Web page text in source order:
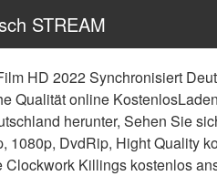
STREAM
HD 2022 Synchronisiert
Qualität online
herunter, Sehen Sie
1080p, DvdRip, Hight Quality
Killings kostenlos